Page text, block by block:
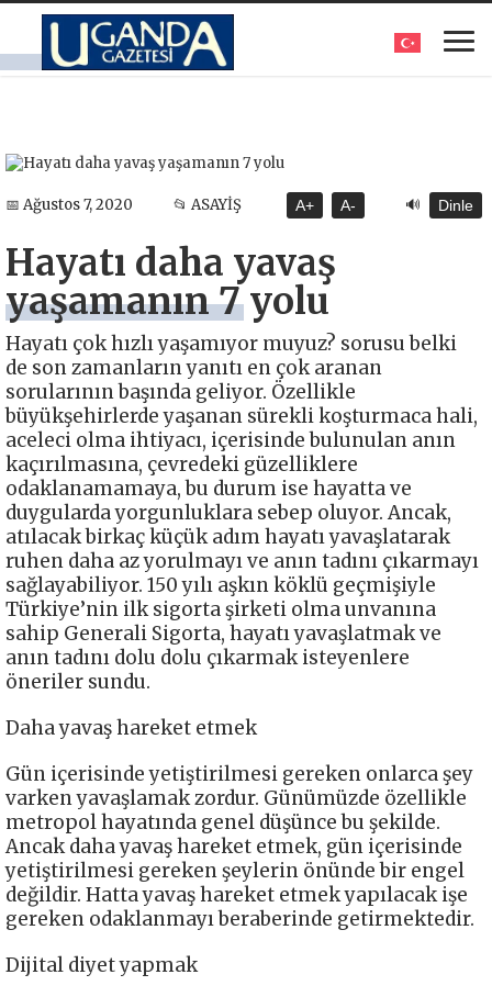
📅 Ağustos 7, 2020 📂 ASAYİŞ A+ A- 🔊 Dinle
Hayatı daha yavaş
yaşamanın 7 yolu
Hayatı çok hızlı yaşamıyor muyuz? sorusu belki
de son zamanların yanıtı en çok aranan
sorularının başında geliyor. Özellikle
büyükşehirlerde yaşanan sürekli koşturmaca hali,
aceleci olma ihtiyacı, içerisinde bulunulan anın
kaçırılmasına, çevredeki güzelliklere
odaklanamamaya, bu durum ise hayatta ve
duygularda yorgunluklara sebep oluyor. Ancak,
atılacak birkaç küçük adım hayatı yavaşlatarak
ruhen daha az yorulmayı ve anın tadını çıkarmayı
sağlayabiliyor. 150 yılı aşkın köklü geçmişiyle
Türkiye’nin ilk sigorta şirketi olma unvanına
sahip Generali Sigorta, hayatı yavaşlatmak ve
anın tadını dolu dolu çıkarmak isteyenlere
öneriler sundu.
Daha yavaş hareket etmek
Gün içerisinde yetiştirilmesi gereken onlarca şey
varken yavaşlamak zordur. Günümüzde özellikle
metropol hayatında genel düşünce bu şekilde.
Ancak daha yavaş hareket etmek, gün içerisinde
yetiştirilmesi gereken şeylerin önünde bir engel
değildir. Hatta yavaş hareket etmek yapılacak işe
gereken odaklanmayı beraberinde getirmektedir.
Dijital diyet yapmak